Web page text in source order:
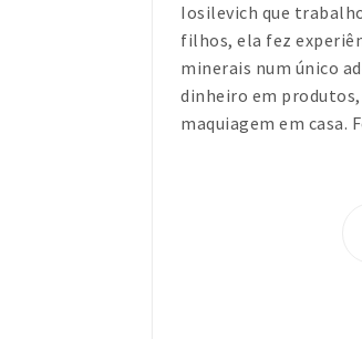
Iosilevich que
filhos, ela fez
minerais num único
dinheiro em produtos,
maquiagem em casa.